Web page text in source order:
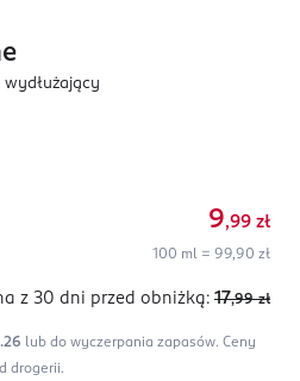
wydłużający
9,99 zł
100 ml = 99,90 zł
z 30 dni przed obniżką: 17,99 zł
lub do wyczerpania zapasów. Ceny
drogerii.